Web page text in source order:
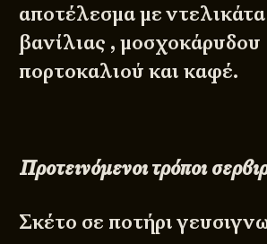
αποτέλεσμα με
βανίλιας , μοσχοκάρυδου
πορτοκαλιού και καφέ.
Προτεινόμενοι τρόποι
Σκέτο σε ποτήρι